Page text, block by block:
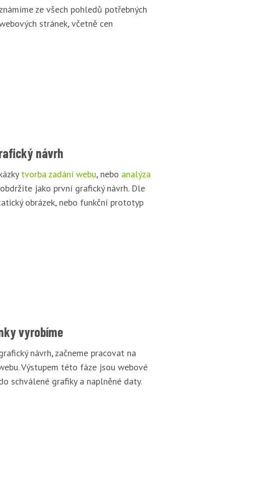
ze všech pohledů potřebných
stránek, včetně cen
návrh
tvorba zadání webu, nebo analýza
jako první grafický návrh. Dle
obrázek, nebo funkční prototyp
vyrobíme
návrh, začneme pracovat na
Výstupem této fáze jsou webové
schválené grafiky a naplněné daty.